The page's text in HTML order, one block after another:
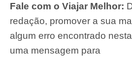
Fale com o Viajar Melhor:
redação, promover a sua
algum erro encontrado
uma mensagem para